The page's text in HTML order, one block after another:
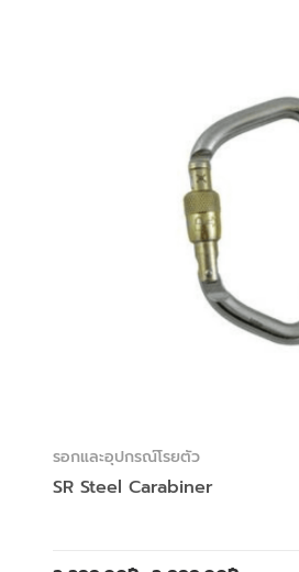
รอกและอุปกรณ์โรยตัว
SR Steel Carabiner